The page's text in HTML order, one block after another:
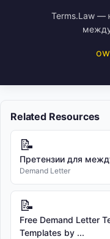
Terms.Law —
Related Resources
📝
Претензии для
Demand Letter
📝
Free Demand Letter
Templates by ...